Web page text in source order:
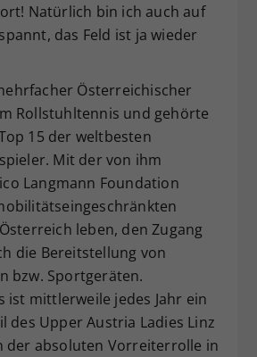
Natürlich bin ich auch auf
das Feld ist ja wieder
Österreichischer
Rollstuhltennis und gehörte
15 der weltbesten
Mit der von ihm
Langmann Foundation
leben, den Zugang
die Bereitstellung von
bzw. Sportgeräten.
ist mittlerweile jedes Jahr ein
des Upper Austria Ladies Linz
der absoluten Vorreiterrolle in